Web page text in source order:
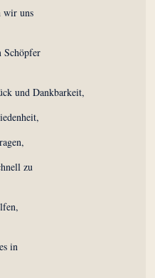
wir uns
Schöpfer
und Dankbarkeit,
zu
in